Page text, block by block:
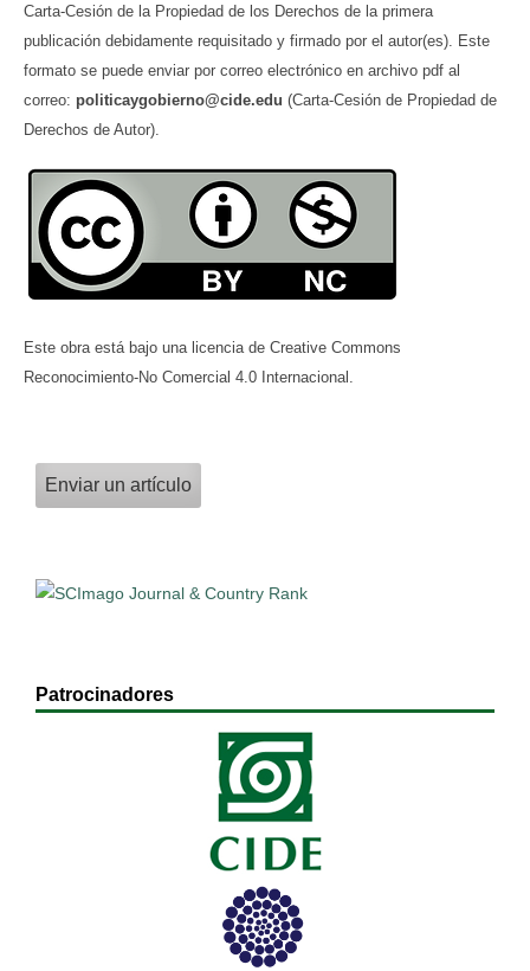
Carta-Cesión de la Propiedad de los Derechos de la primera
publicación debidamente requisitado y firmado por el autor(es). Este
formato se puede enviar por correo electrónico en archivo pdf al
correo: politicaygobierno@cide.edu (Carta-Cesión de Propiedad de
Derechos de Autor).
Este obra está bajo una licencia de Creative Commons
Reconocimiento-No Comercial 4.0 Internacional.
Enviar un artículo
Patrocinadores